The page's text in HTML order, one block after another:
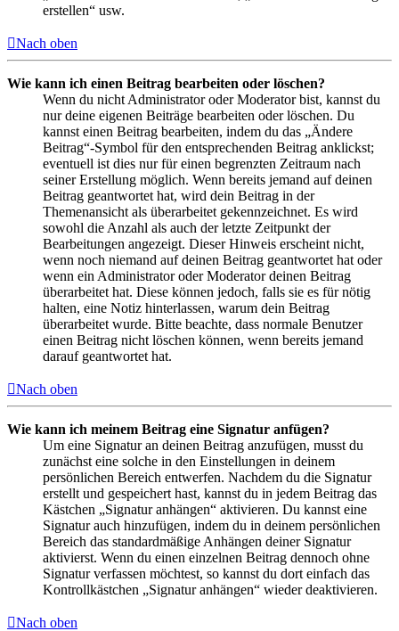
erstellen“ usw.
Nach oben
Wie kann ich einen Beitrag bearbeiten oder löschen?
Wenn du nicht Administrator oder Moderator bist, kannst du
nur deine eigenen Beiträge bearbeiten oder löschen. Du
kannst einen Beitrag bearbeiten, indem du das „Ändere
Beitrag“-Symbol für den entsprechenden Beitrag anklickst;
eventuell ist dies nur für einen begrenzten Zeitraum nach
seiner Erstellung möglich. Wenn bereits jemand auf deinen
Beitrag geantwortet hat, wird dein Beitrag in der
Themenansicht als überarbeitet gekennzeichnet. Es wird
sowohl die Anzahl als auch der letzte Zeitpunkt der
Bearbeitungen angezeigt. Dieser Hinweis erscheint nicht,
wenn noch niemand auf deinen Beitrag geantwortet hat oder
wenn ein Administrator oder Moderator deinen Beitrag
überarbeitet hat. Diese können jedoch, falls sie es für nötig
halten, eine Notiz hinterlassen, warum dein Beitrag
überarbeitet wurde. Bitte beachte, dass normale Benutzer
einen Beitrag nicht löschen können, wenn bereits jemand
darauf geantwortet hat.
Nach oben
Wie kann ich meinem Beitrag eine Signatur anfügen?
Um eine Signatur an deinen Beitrag anzufügen, musst du
zunächst eine solche in den Einstellungen in deinem
persönlichen Bereich entwerfen. Nachdem du die Signatur
erstellt und gespeichert hast, kannst du in jedem Beitrag das
Kästchen „Signatur anhängen“ aktivieren. Du kannst eine
Signatur auch hinzufügen, indem du in deinem persönlichen
Bereich das standardmäßige Anhängen deiner Signatur
aktivierst. Wenn du einen einzelnen Beitrag dennoch ohne
Signatur verfassen möchtest, so kannst du dort einfach das
Kontrollkästchen „Signatur anhängen“ wieder deaktivieren.
Nach oben